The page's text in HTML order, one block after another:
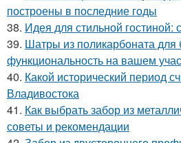
построены в последние годы
38. Идея для стильной гостиной:
39. Шатры из поликарбоната для
функциональность на вашем
40. Какой исторический период
Владивостока
41. Как выбрать забор из
советы и рекомендации